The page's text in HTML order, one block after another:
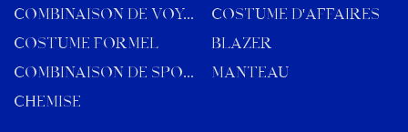
COMBINAISON DE VOYAGE
COSTUME D'AFFAIRES
COSTUME FORMEL
BLAZER
COMBINAISON DE SPORT
MANTEAU
CHEMISE